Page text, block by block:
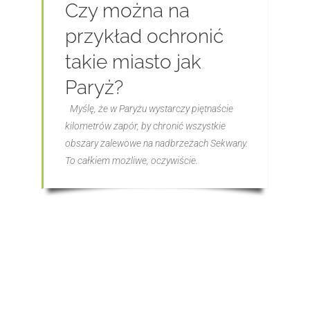
Czy można na
przykład ochronić
takie miasto jak
Paryż?
Myślę, że w Paryżu wystarczy piętnaście
kilometrów zapór, by chronić wszystkie
obszary zalewowe na nadbrzeżach Sekwany.
To całkiem możliwe, oczywiście.